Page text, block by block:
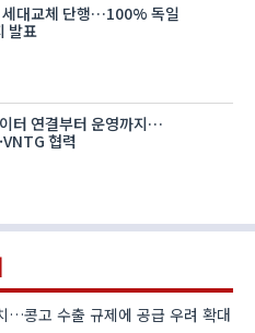
대교체 단행…100% 독일
발표
터 연결부터 운영까지…
협력
…콩고 수출 규제에 공급 우려 확대